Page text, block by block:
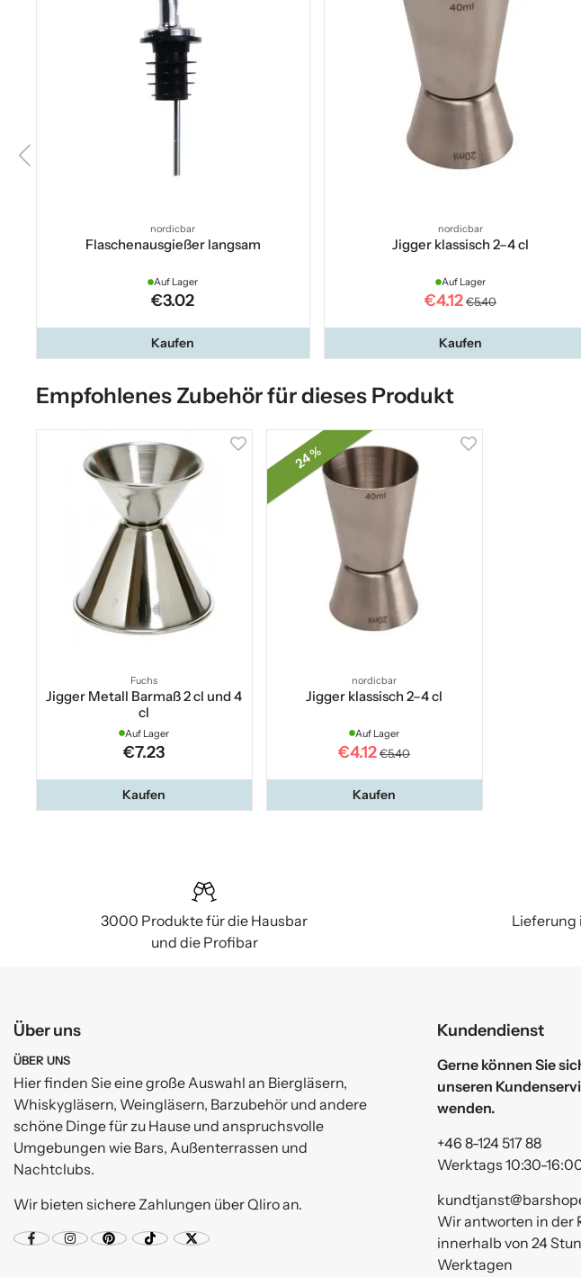
nordicbar
Flaschenausgießer langsam
Auf Lager
€3.02
Kaufen
nordicbar
Jigger klassisch 2–4 cl
Auf Lager
€4.12 €5.40
Kaufen
Empfohlenes Zubehör für dieses Produkt
Fuchs
Jigger Metall Barmaß 2 cl und 4
cl
Auf Lager
€7.23
Kaufen
24 %
nordicbar
Jigger klassisch 2–4 cl
Auf Lager
€4.12 €5.40
Kaufen
3000 Produkte für die Hausbar
und die Profibar
Lieferung
Über uns
ÜBER UNS
Hier finden Sie eine große Auswahl an Biergläsern,
Whiskygläsern, Weingläsern, Barzubehör und andere
schöne Dinge für zu Hause und anspruchsvolle
Umgebungen wie Bars, Außenterrassen und
Nachtclubs.
Wir bieten sichere Zahlungen über Qliro an.
Kundendienst
Gerne können Sie
unseren
wenden.
+46 8-124 517 88
Werktags 10:30-
Wir antworten in der
innerhalb von 24
Werktagen